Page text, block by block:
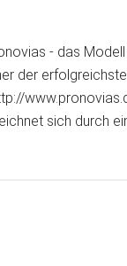
- das Modell
der
sich durch